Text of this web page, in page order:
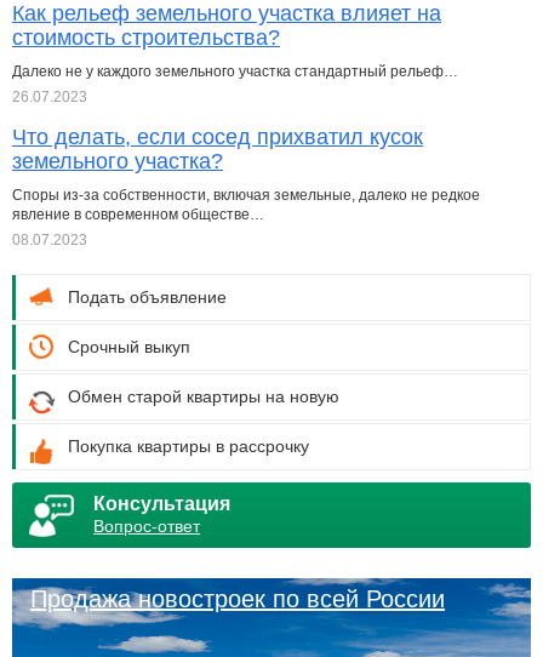
Как рельеф земельного участка влияет на
стоимость строительства?
Далеко не у каждого земельного участка стандартный рельеф…
26.07.2023
Что делать, если сосед прихватил кусок
земельного участка?
Споры из-за собственности, включая земельные, далеко не редкое
явление в современном обществе…
08.07.2023
Подать объявление
Срочный выкуп
Обмен старой квартиры на новую
Покупка квартиры в рассрочку
Консультация
Вопрос-ответ
Продажа новостроек по всей России